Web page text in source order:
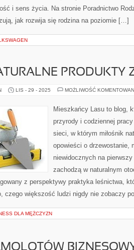
i sens życia. Na stronie Poradnictwo
jak rozwija się rodzina na poziomie […]
PRODUKTY
LIS - 29 - 2025 MOŻLIWOŚĆ
Mieszkańcy Lasu to blog,
przyrody i codziennej
sieci, w którym miłośnik
opowieści o drzewostanie,
niewidocznych na
zachodzą w naturalnym
z perspektywy praktyka leśnictwa,
czego większość ludzi nigdy nie zobaczy
DLA MĘŻCZYZN